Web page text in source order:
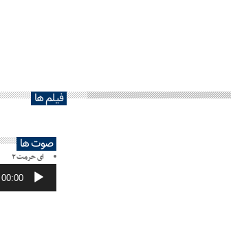
فیلم ها
صوت ها
ای حرمت ۲
پخش‌کننده
صوت 00:00